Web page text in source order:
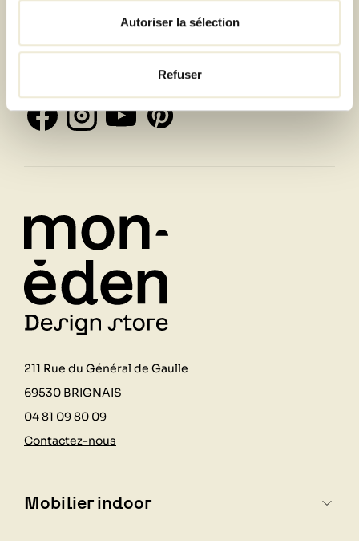
Autoriser la sélection
Refuser
Inscrivez-vous à la newsletter et recevez toutes les
211 Rue du Général de Gaulle
69530 BRIGNAIS
04 81 09 80 09
Contactez-nous
Mobilier indoor